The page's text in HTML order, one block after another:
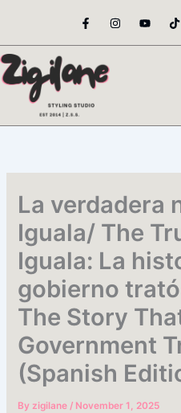
content
F
a
e
o
o
-
I
n
t
Y
o
t
T
i
t
La verdadera
Iguala/ The
Iguala: La
gobierno
The Story
Government
(Spanish
Byzigilane/ November 1, 2025